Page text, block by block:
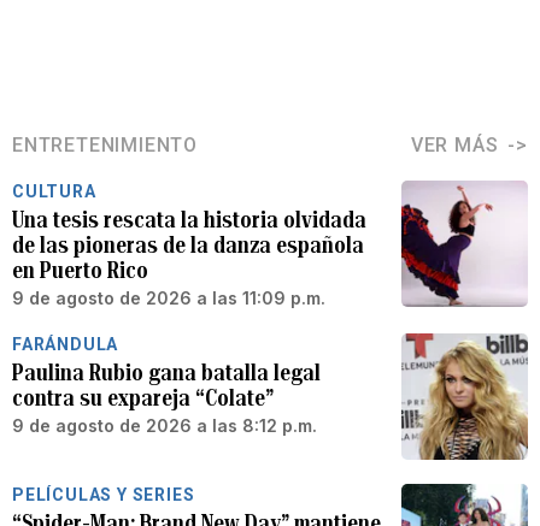
ENTRETENIMIENTO VER MÁS
CULTURA
Una tesis rescata la historia olvidada
de las pioneras de la danza española
en Puerto Rico
9 de agosto de 2026 a las 11:09 p.m.
FARÁNDULA
Paulina Rubio gana batalla legal
contra su expareja “Colate”
9 de agosto de 2026 a las 8:12 p.m.
PELÍCULAS Y SERIES